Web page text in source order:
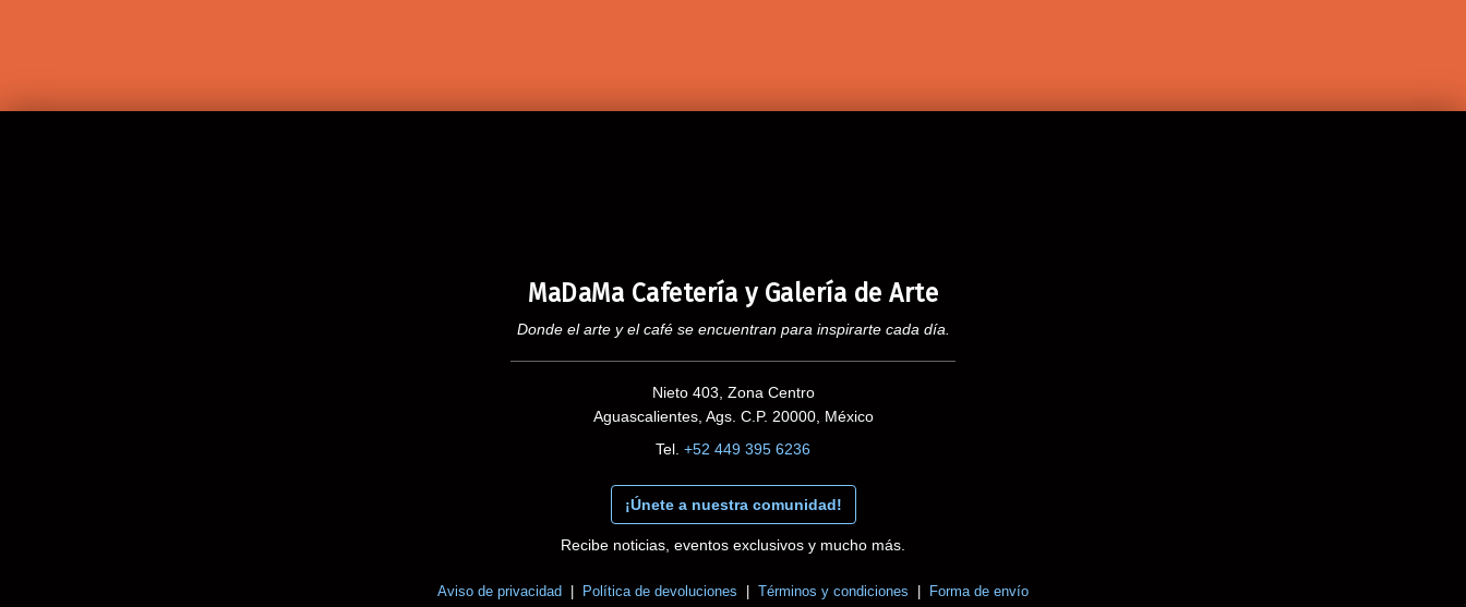
MaDaMa Cafetería y Galería de Arte
Donde el arte y el café se encuentran para inspirarte cada día.
Nieto 403, Zona Centro
Aguascalientes, Ags. C.P. 20000, México
Tel. +52 449 395 6236
¡Únete a nuestra comunidad!
Recibe noticias, eventos exclusivos y mucho más.
Aviso de privacidad Política de devoluciones Términos y condiciones Forma de envío